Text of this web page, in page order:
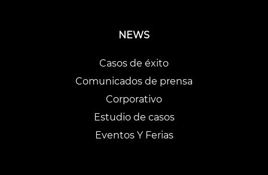
NEWS
Casos de éxito
Comunicados de prensa
Corporativo
Estudio de casos
Eventos Y Ferias